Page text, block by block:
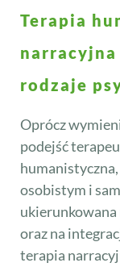
Terapia
rodzaje
Oprócz
podejść
osobistym i
ukierunkowana
oraz na
terapia